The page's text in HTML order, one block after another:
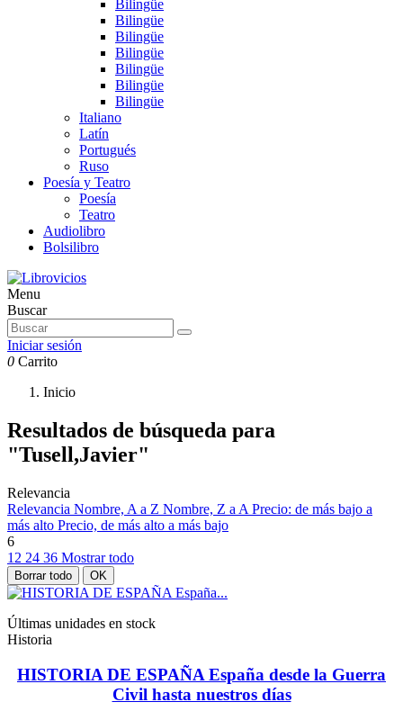
Bilingüe
Bilingüe
Bilingüe
Bilingüe
Bilingüe
Bilingüe
Bilingüe
Italiano
Latín
Portugués
Ruso
Poesía y Teatro
Poesía
Teatro
Audiolibro
Bolsilibro
Menu
Buscar
Iniciar sesión
0 Carrito
Inicio
Resultados de búsqueda para
"Tusell,Javier"
Relevancia
Relevancia Nombre, A a Z Nombre, Z a A Precio: de más bajo a
más alto Precio, de más alto a más bajo
6
12 24 36 Mostrar todo
Borrar todo OK
Últimas unidades en stock
Historia
HISTORIA DE ESPAÑA España desde la Guerra
Civil hasta nuestros días